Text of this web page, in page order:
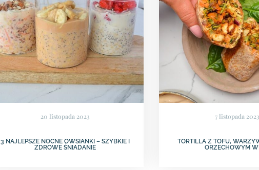
20 listopada 2023
3 NAJLEPSZE NOCNE OWSIANKI – SZYBKIE I
ZDROWE ŚNIADANIE
7 listopada 2023
TORTILLA Z TOFU,
ORZECHOWYM